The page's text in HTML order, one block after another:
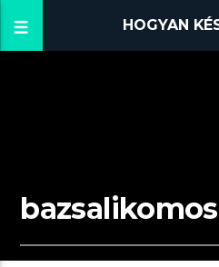
HOGYAN
bazsalikomos